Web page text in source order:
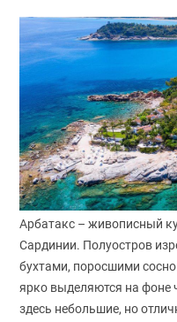
Арбатакс – живописный
Сардинии. Полуостров
бухтами, поросшими
ярко выделяются на фоне
здесь небольшие, но